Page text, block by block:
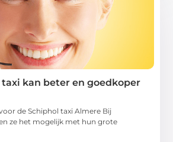
taxi kan beter en goedkoper
de Schiphol taxi Almere Bij
ze het mogelijk met hun grote